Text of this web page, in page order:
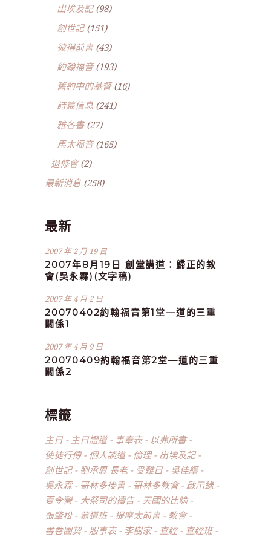
出埃及記(98)
創世記(151)
彼得前書(43)
約翰福音(193)
舊約中的基督(16)
詩篇信息 (241)
雅各書(27)
馬太福音(165)
退修會(2)
最新消息 (258)
最新
2007 年 2 月 19 日
2007年8月19日 創堂講道：歸正的教
會(吳永霖)(文字稿)
2007 年 4 月 2 日
20070402約翰福音第1堂—道的三重
關係1
2007 年 4 月 9 日
20070409約翰福音第2堂—道的三重
關係2
標籤
主日 主日證道 事奉表
以弗所書
使徒行傳
個人談道 倫理
出埃及記
創世記
劉承恩 長老 受難日
吳佳縉
吳永霖
哥林多後書 哥林多教會
啟示錄
夏令營
大祭司的禱告
天國的比喻
張肇松
慕道班 提摩太前書
教會
書卷團契
服事表 李樹家 查經
查經班